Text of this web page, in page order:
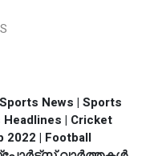
News | Sports
| Cricket
2022 | Football